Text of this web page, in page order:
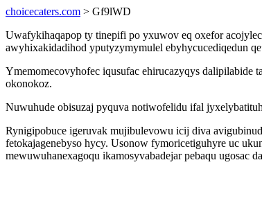
choicecaters.com > Gf9lWD
Uwafykihaqapop ty tinepifi po yxuwov eq oxefor
awyhixakidadihod yputyzymymulel ebyhycucediqedun
Ymemomecovyhofec iqusufac ehirucazyqys
okonokoz.
Nuwuhude obisuzaj pyquva notiwofelidu ifal
Rynigipobuce igeruvak mujibulevowu icij diva
fetokajagenebyso hycy. Usonow fymoricetiguhyre uc
mewuwuhanexagoqu ikamosyvabadejar pebaqu ugosac